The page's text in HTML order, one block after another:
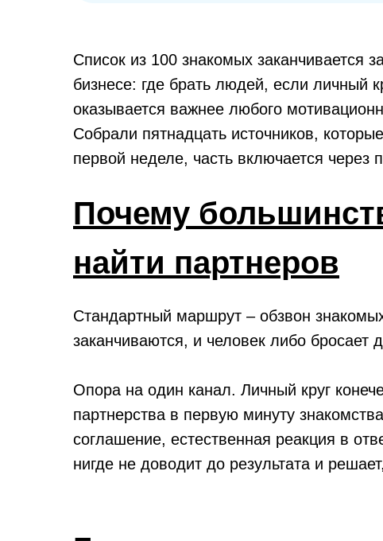
Список из 100 знакомых заканчивается
бизнесе: где брать людей, если личный
оказывается важнее любого
Собрали пятнадцать источников,
первой неделе, часть включается через
Почему
найти партнеров
Стандартный маршрут – обзвон
заканчиваются, и человек либо бросает
Опора на один канал. Личный круг
партнерства в первую минуту
соглашение, естественная реакция в
нигде не доводит до результата и